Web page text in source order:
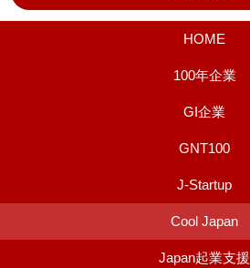
HOME
100年企業
GI企業
GNT100
J-Startup
Cool Japan
Japan起業支援